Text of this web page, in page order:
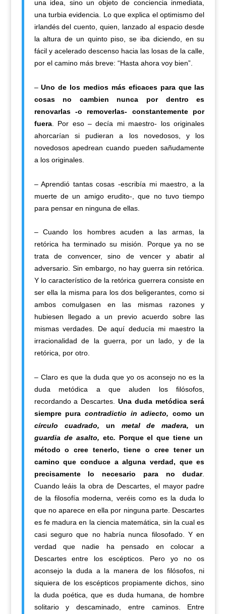
una idea, sino un objeto de conciencia inmediata,
una turbia evidencia. Lo que explica el optimismo del
irlandés del cuento, quien, lanzado al espacio desde
la altura de un quinto piso, se iba diciendo, en su
fácil y acelerado descenso hacia las losas de la calle,
por el camino más breve: “Hasta ahora voy bien”.
–Uno de los medios más eficaces para que las
cosas no cambien nunca por dentro es
renovarlas -o removerlas- constantemente por
fuera. Por eso – decía mi maestro- los originales
ahorcarían si pudieran a los novedosos, y los
novedosos apedrean cuando pueden sañudamente
a los originales.
– Aprendió tantas cosas -escribía mi maestro, a la
muerte de un amigo erudito-, que no tuvo tiempo
para pensar en ninguna de ellas.
– Cuando los hombres acuden a las armas, la
retórica ha terminado su misión. Porque ya no se
trata de convencer, sino de vencer y abatir al
adversario. Sin embargo, no hay guerra sin retórica.
Y lo característico de la retórica guerrera consiste en
ser ella la misma para los dos beligerantes, como si
ambos comulgasen en las mismas razones y
hubiesen llegado a un previo acuerdo sobre las
mismas verdades. De aquí deducía mi maestro la
irracionalidad de la guerra, por un lado, y de la
retórica, por otro.
– Claro es que la duda que yo os aconsejo no es la
duda metódica a que aluden los filósofos,
recordando a Descartes. Una duda metódica será
siempre pura contradictio in adiecto, como un
círculo cuadrado, un metal de madera,un
guardia de asalto, etc. Porque el que tiene un
método o cree tenerlo, tiene o cree tener un
camino que conduce a alguna verdad, que es
precisamente lo necesario para no dudar.
Cuando leáis la obra de Descartes, el mayor padre
de la filosofía moderna, veréis como es la duda lo
que no aparece en ella por ninguna parte. Descartes
es fe madura en la ciencia matemática, sin la cual es
casi seguro que no habría nunca filosofado. Y en
verdad que nadie ha pensado en colocar a
Descartes entre los escépticos. Pero yo no os
aconsejo la duda a la manera de los filósofos, ni
siquiera de los escépticos propiamente dichos, sino
la duda poética, que es duda humana, de hombre
solitario y descaminado, entre caminos. Entre